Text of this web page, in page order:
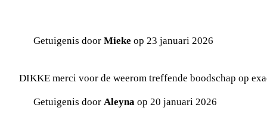
Getuigenis door Mieke op 23 januari 2026
DIKKE merci voor de weerom treffende boodschap op
Getuigenis door Aleyna op 20 januari 2026